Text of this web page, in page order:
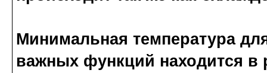
Минимальная температура
важных функций находится в